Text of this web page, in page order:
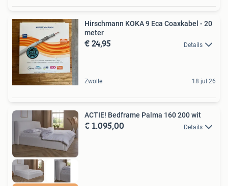
Hirschmann KOKA 9 Eca Coaxkabel - 20
meter
€ 24,95 Details
Zwolle 18 jul 26
ACTIE! Bedframe Palma 160 200 wit
€ 1.095,00 Details